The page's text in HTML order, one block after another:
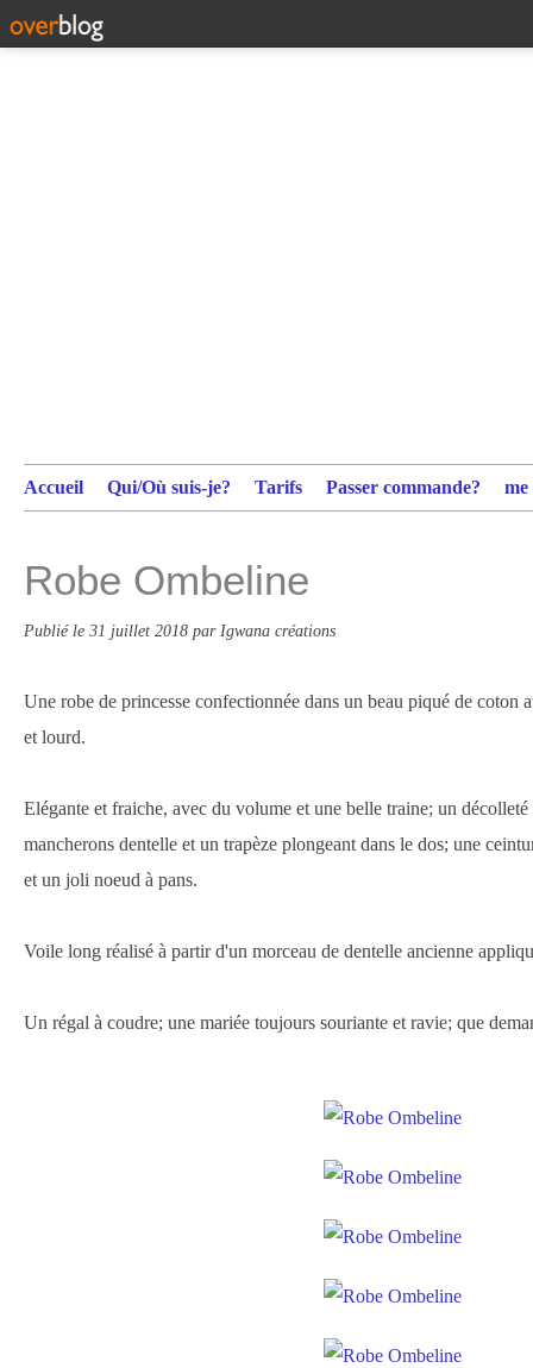
Accueil Qui/Où suis-je? Tarifs Passer commande?
Robe Ombeline
Publié le 31 juillet 2018 par Igwana créations
Une robe de princesse confectionnée dans un beau piqué de
et lourd.
Elégante et fraiche, avec du volume et une belle traine; un
mancherons dentelle et un trapèze plongeant dans le dos; une
et un joli noeud à pans.
Voile long réalisé à partir d'un morceau de dentelle ancienne
Un régal à coudre; une mariée toujours souriante et ravie; que